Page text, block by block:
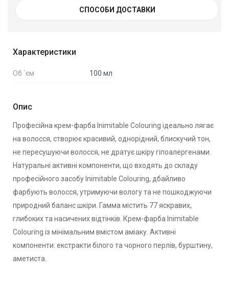
СПОСОБИ ДОСТАВКИ
Характеристики
Об `єм 100 мл
Опис
Професійна крем-фарба Inimitable Colouring ідеально лягає
на волосся, створює красивий, однорідний, блискучий тон,
не пересушуючи волосся, не дратує шкіру гіпоалергенами.
Натуральні активні компоненти, що входять до складу
професійного засобу Inimitable Colouring, дбайливо
фарбують волосся, утримуючи вологу та не пошкоджуючи
природний баланс шкіри. Гамма містить 77 яскравих,
глибоких та насичених відтінків. Крем-фарба Inimitable
Colouring із мінімальним вмістом аміаку. Активні
компоненти: екстракти білого та чорного перлів, бурштину,
аметиста.